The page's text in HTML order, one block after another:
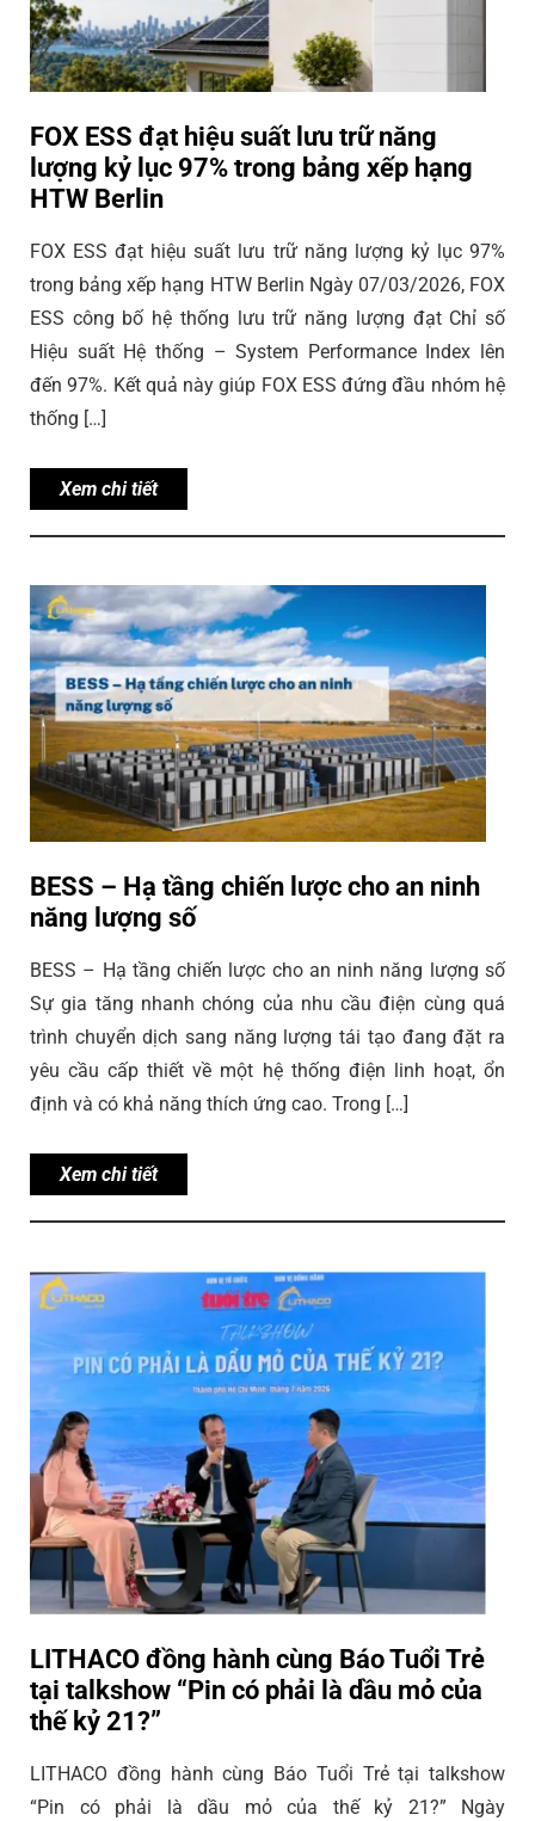
FOX ESS đạt hiệu suất lưu trữ năng
lượng kỷ lục 97% trong bảng xếp hạng
HTW Berlin
FOX ESS đạt hiệu suất lưu trữ năng lượng kỷ lục 97%
trong bảng xếp hạng HTW Berlin Ngày 07/03/2026, FOX
ESS công bố hệ thống lưu trữ năng lượng đạt Chỉ số
Hiệu suất Hệ thống – System Performance Index lên
đến 97%. Kết quả này giúp FOX ESS đứng đầu nhóm hệ
thống […]
Xem chi tiết
BESS – Hạ tầng chiến lược cho an ninh
năng lượng số
BESS – Hạ tầng chiến lược cho an ninh năng lượng số
Sự gia tăng nhanh chóng của nhu cầu điện cùng quá
trình chuyển dịch sang năng lượng tái tạo đang đặt ra
yêu cầu cấp thiết về một hệ thống điện linh hoạt, ổn
định và có khả năng thích ứng cao. Trong […]
Xem chi tiết
LITHACO đồng hành cùng Báo Tuổi Trẻ
tại talkshow “Pin có phải là dầu mỏ của
thế kỷ 21?”
LITHACO đồng hành cùng Báo Tuổi Trẻ tại talkshow
“Pin có phải là dầu mỏ của thế kỷ 21?” Ngày